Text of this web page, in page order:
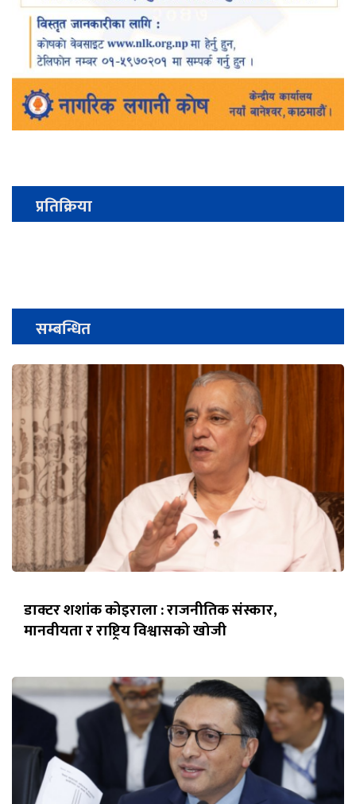
प्रतिक्रिया
सम्बन्धित
डाक्टर शशांक कोइराला : राजनीतिक संस्कार,
मानवीयता र राष्ट्रिय विश्वासको खोजी